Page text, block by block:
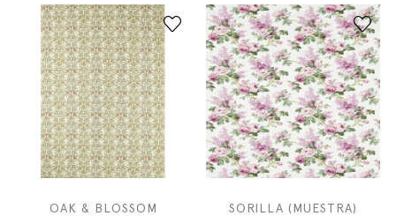
OAK & BLOSSOM
SORILLA (MUESTRA)